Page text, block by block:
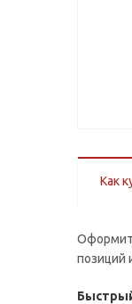
Как
позиций